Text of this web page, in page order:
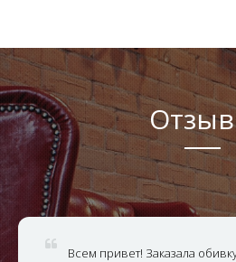
Всем привет! Заказала